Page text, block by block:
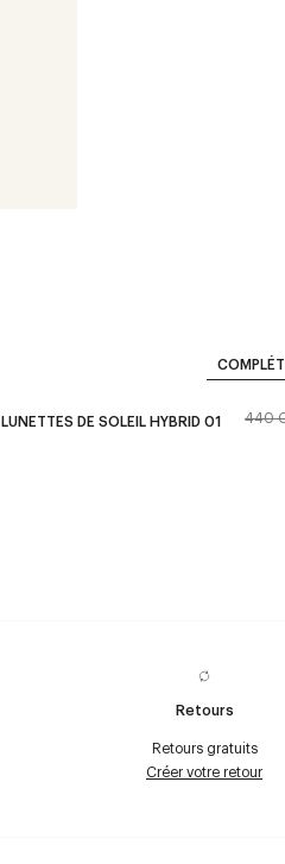
LUNETTES DE SOLEIL HYBRID 01 440
Retours
Retours gratuits
Créer votre retour